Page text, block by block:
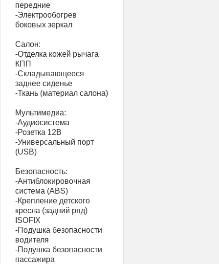
передние
-Электрообогрев
боковых зеркал
Салон:
-Отделка кожей рычага
КПП
-Складывающееся
заднее сиденье
-Ткань (материал салона)
Мультимедиа:
-Аудиосистема
-Розетка 12В
-Универсальный порт
(USВ)
Безопасность:
-Антиблокировочная
система (АВS)
-Крепление детского
кресла (задний ряд)
ISОFIХ
-Подушка безопасности
водителя
-Подушка безопасности
пассажира